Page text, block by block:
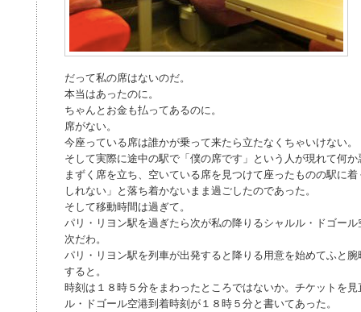
だって私の席はないのだ。
本当はあったのに。
ちゃんとお金も払ってあるのに。
席がない。
今座っている席は誰かが乗って来たら立たなくちゃいけない。
そして実際に途中の駅で「僕の席です」という人が現れて何
まずく席を立ち、空いている席を見つけて座ったものの駅に
しれない」と落ち着かないまま過ごしたのであった。
そして移動時間は過ぎて。
パリ・リヨン駅を過ぎたら次が私の降りるシャルル・ドゴール
次だわ。
パリ・リヨン駅を列車が出発すると降りる用意を始めてふと腕
すると。
時刻は１８時５分をまわったところではないか。チケットを
ル・ドゴール空港到着時刻が１８時５分と書いてあった。